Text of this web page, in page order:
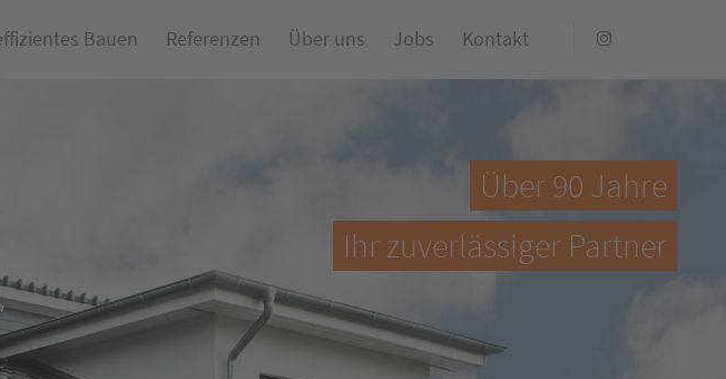
Bauen Referenzen Über uns Jobs Kontakt
Über 90 Jahre
Ihr zuverlässiger Partner